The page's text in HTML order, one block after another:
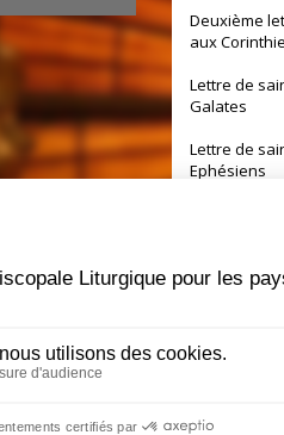
Deuxième
aux
Lettre de
Galates
Lettre de
Ephésiens
Lettre de
Lettre de
Première
aux
Deuxième
aux